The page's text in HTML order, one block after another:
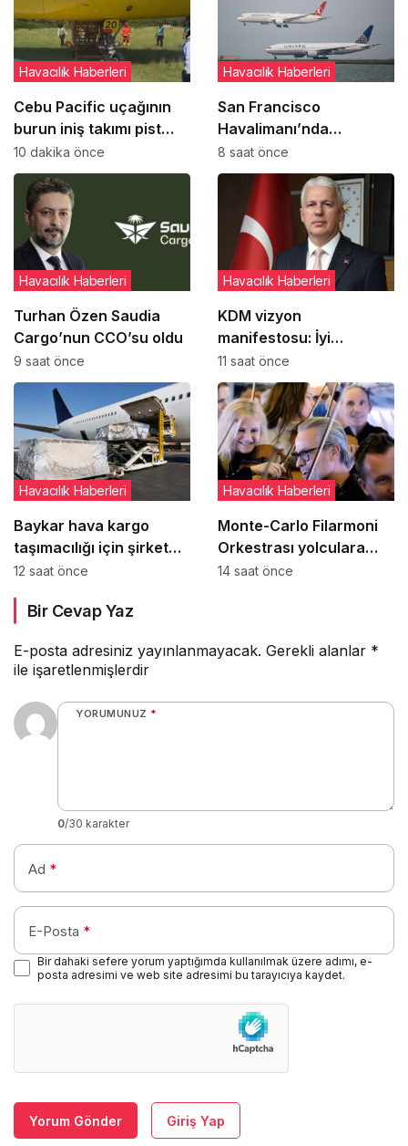
Cebu Pacific uçağının
burun iniş takımı pist
dönüşünde çim alana
çıktı
Havacılık Haberleri
10 dakika önce
San Francisco
Havalimanı’nda
uçakların paralel
pistlere inişleri 12
Ağustos’ta yeniden
başlıyor
Havacılık Haberleri
8 saat önce
Turhan Özen Saudia
Cargo’nun CCO’su oldu
Havacılık Haberleri
9 saat önce
KDM vizyon
manifestosu: İyi
yönetimi kişilere bağlı
olmaktan çıkarıp
kurumsal refleks haline
getirmek
Havacılık Haberleri
11 saat önce
Baykar hava kargo
taşımacılığı için şirket
kurmaya hazırlanıyor
Havacılık Haberleri
12 saat önce
Monte-Carlo Filarmoni
Orkestrası yolculara
uçakta sürpriz konser
Havacılık Haberleri
14 saat önce
Bir Cevap Yaz
E-posta adresiniz yayınlanmayacak. Gerekli alanlar *
ile işaretlenmişlerdir
YORUMUNUZ *
0/30 karakter
Ad *
E-Posta *
Bir dahaki sefere yorum yaptığımda kullanılmak üzere adımı, e-
posta adresimi ve web site adresimi bu tarayıcıya kaydet.
Yorum Gönder Giriş Yap